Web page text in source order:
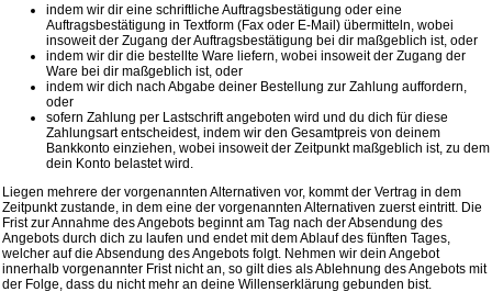
indem wir dir eine schriftliche Auftragsbestätigung oder eine
Auftragsbestätigung in Textform (Fax oder E-Mail) übermitteln, wobei
insoweit der Zugang der Auftragsbestätigung bei dir maßgeblich ist, oder
indem wir dir die bestellte Ware liefern, wobei insoweit der Zugang der
Ware bei dir maßgeblich ist, oder
indem wir dich nach Abgabe deiner Bestellung zur Zahlung auffordern,
oder
sofern Zahlung per Lastschrift angeboten wird und du dich für diese
Zahlungsart entscheidest, indem wir den Gesamtpreis von deinem
Bankkonto einziehen, wobei insoweit der Zeitpunkt maßgeblich ist, zu dem
dein Konto belastet wird.
Liegen mehrere der vorgenannten Alternativen vor, kommt der Vertrag in dem
Zeitpunkt zustande, in dem eine der vorgenannten Alternativen zuerst eintritt. Die
Frist zur Annahme des Angebots beginnt am Tag nach der Absendung des
Angebots durch dich zu laufen und endet mit dem Ablauf des fünften Tages,
welcher auf die Absendung des Angebots folgt. Nehmen wir dein Angebot
innerhalb vorgenannter Frist nicht an, so gilt dies als Ablehnung des Angebots mit
der Folge, dass du nicht mehr an deine Willenserklärung gebunden bist.